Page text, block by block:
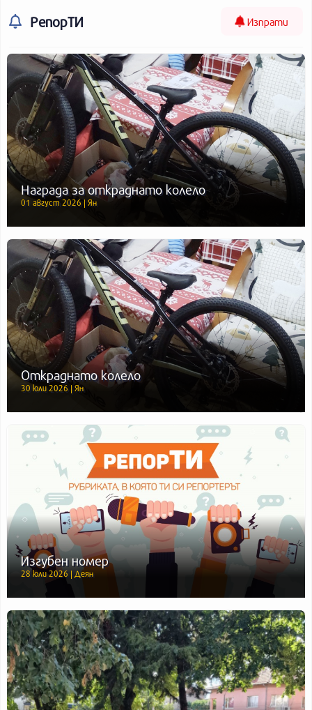
РепорТИ Изпрати
Награда за откраднато колело
01 август 2026 | Ян
Откраднато колело
30 юли 2026 | Ян
Изгубен номер
28 юли 2026 | Деян